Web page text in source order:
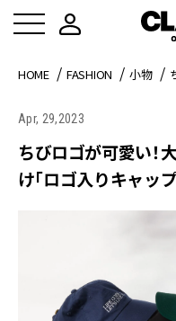
HOME FASHION 小物
Apr, 29,2023
ちびロゴが可愛い！
け「ロゴ入りキャッ